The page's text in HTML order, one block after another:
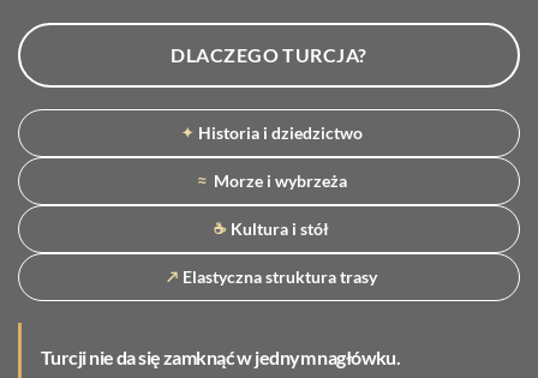
DLACZEGO TURCJA?
✦ Historia i dziedzictwo
≈ Morze i wybrzeża
☕ Kultura i stół
↗ Elastyczna struktura trasy
Turcji nie da się zamknąć w jednym nagłówku.